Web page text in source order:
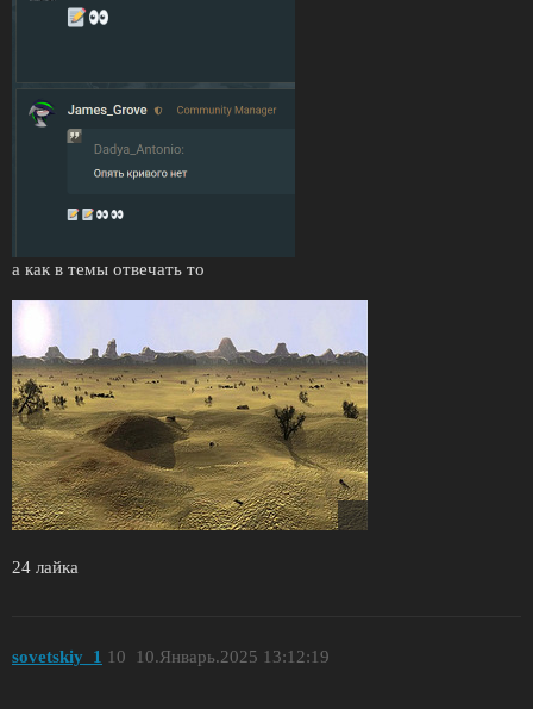
а как в темы отвечать то
24 лайка
sovetskiy_1 10.Январь.2025 13:12:19
10